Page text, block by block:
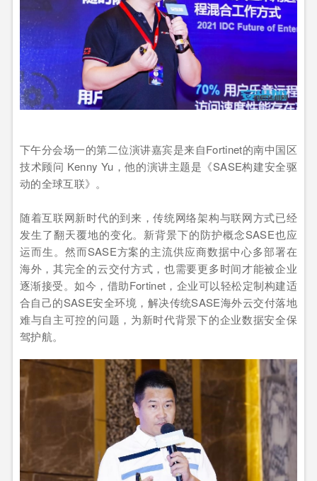
下午分会场一的第二位演讲嘉宾是来自Fortinet的南中国区
技术顾问 Kenny Yu，他的演讲主题是《SASE构建安全驱
动的全球互联》。
随着互联网新时代的到来，传统网络架构与联网方式已经
发生了翻天覆地的变化。新背景下的防护概念SASE也应
运而生。然而SASE方案的主流供应商数据中心多部署在
海外，其完全的云交付方式，也需要更多时间才能被企业
逐渐接受。如今，借助Fortinet，企业可以轻松定制构建适
合自己的SASE安全环境，解决传统SASE海外云交付落地
难与自主可控的问题，为新时代背景下的企业数据安全保
驾护航。